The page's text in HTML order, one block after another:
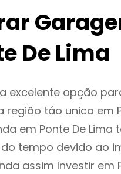
De Lima
excelente opção
táo unica em
em Ponte De
tempo devido ao
assim Investir em